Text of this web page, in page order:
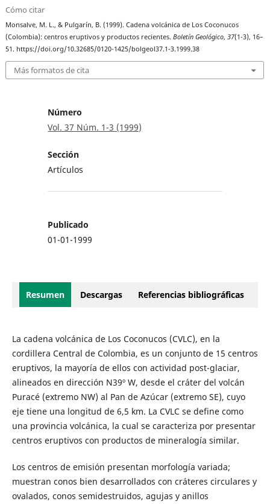
Cómo citar
Monsalve, M. L., & Pulgarín, B. (1999). Cadena volcánica de Los Coconucos
(Colombia): centros eruptivos y productos recientes.Boletín Geológico,37(1-3), 16–
51. https://doi.org/10.32685/0120-1425/bolgeol37.1-3.1999.38
Más formatos de cita
Número
Vol. 37 Núm. 1-3 (1999)
Sección
Artículos
Publicado
01-01-1999
Resumen Descargas Referencias bibliográficas
La cadena volcánica de Los Coconucos (CVLC), en la
cordillera Central de Colombia, es un conjunto de 15 centros
eruptivos, la mayoría de ellos con actividad post-glaciar,
alineados en dirección N39º W, desde el cráter del volcán
Puracé (extremo NW) al Pan de Azúcar (extremo SE), cuyo
eje tiene una longitud de 6,5 km. La CVLC se define como
una provincia volcánica, la cual se caracteriza por presentar
centros eruptivos con productos de mineralogía similar.
Los centros de emisión presentan morfología variada;
muestran conos bien desarrollados con cráteres circulares y
ovalados, conos semidestruidos, agujas y anillos